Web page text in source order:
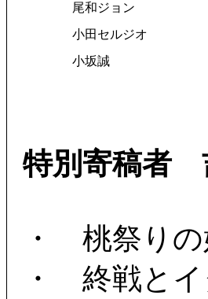
尾和ジョン
小田セルジオ
小坂誠
特別寄稿者
・ 桃祭り
・ 終戦と